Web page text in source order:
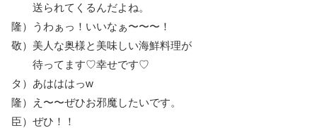
送られてくるんだよね。
隆）うわぁっ！いいなぁ〜〜〜！
敬）美人な奥様と美味しい海鮮料理が
待ってます♡幸せです♡
タ）あはははっw
隆）え〜〜ぜひお邪魔したいです。
臣）ぜひ！！